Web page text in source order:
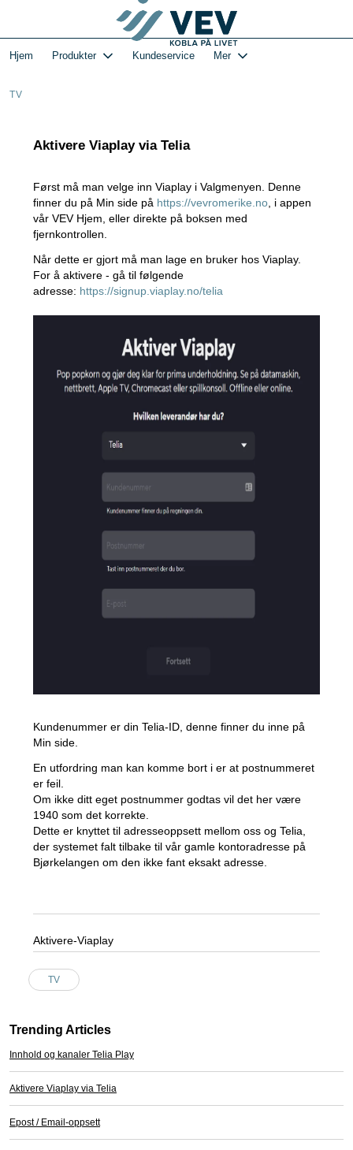
hovedinnhold
1-VEVs Hjemmeside og kundeportal - Hjem
Hjem Produkter Kundeservice Mer
TV
Aktivere Viaplay via Telia
Først må man velge inn Viaplay i Valgmenyen. Denne
finner du på Min side på https://vevromerike.no, i appen
vår VEV Hjem, eller direkte på boksen med
fjernkontrollen.
Når dette er gjort må man lage en bruker hos Viaplay.
For å aktivere - gå til følgende
adresse: https://signup.viaplay.no/telia
Kundenummer er din Telia-ID, denne finner du inne på
Min side.
En utfordring man kan komme bort i er at postnummeret
er feil.
Om ikke ditt eget postnummer godtas vil det her være
1940 som det korrekte.
Dette er knyttet til adresseoppsett mellom oss og Telia,
der systemet falt tilbake til vår gamle kontoradresse på
Bjørkelangen om den ikke fant eksakt adresse.
Aktivere-Viaplay
TV
Trending Articles
Innhold og kanaler Telia Play
Aktivere Viaplay via Telia
Epost / Email-oppsett